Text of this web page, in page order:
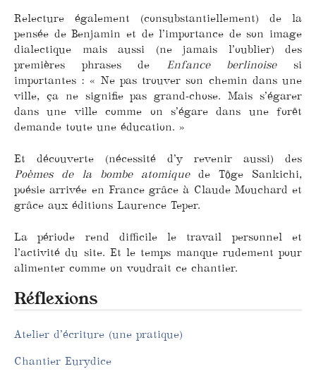
Relecture également (consubstantiellement) de la
pensée de Benjamin et de l’importance de son image
dialectique mais aussi (ne jamais l’oublier) des
premières phrases de Enfance berlinoisesi
importantes : « Ne pas trouver son chemin dans une
ville, ça ne signifie pas grand-chose. Mais s’égarer
dans une ville comme on s’égare dans une forêt
demande toute une éducation. »
Et découverte (nécessité d’y revenir aussi) des
Poèmes de la bombe atomiquede Tôge Sankichi,
poésie arrivée en France grâce à Claude Mouchard et
grâce aux éditions Laurence Teper.
La période rend difficile le travail personnel et
l’activité du site. Et le temps manque rudement pour
alimenter comme on voudrait ce chantier.
Réflexions
Atelier d’écriture (une pratique)
Chantier Eurydice